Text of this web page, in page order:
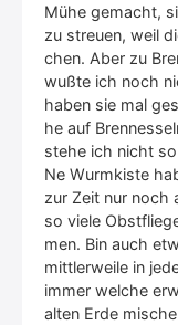
Mühe gemacht,
zu streu­en, weil
chen. Aber zu
wuß­te ich noch
haben sie mal
he auf
ste­he ich nicht
Ne Wurm­kis­te
zur Zeit nur noch
so vie­le
men. Bin auch
mitt­ler­wei­le in
immer wel­che
alten Erde